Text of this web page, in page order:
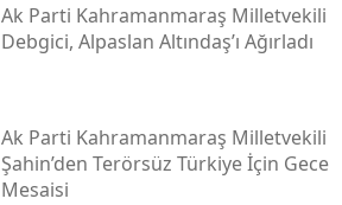
Ak Parti Kahramanmaraş Milletvekili
Debgici, Alpaslan Altındaş’ı Ağırladı
Ak Parti Kahramanmaraş Milletvekili
Şahin’den Terörsüz Türkiye İçin Gece
Mesaisi